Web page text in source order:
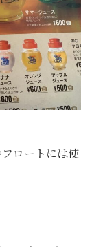
ロートには使